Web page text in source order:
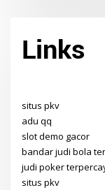
Links
situs pkv
adu qq
slot demo gacor
bandar judi bola
judi poker
situs pkv